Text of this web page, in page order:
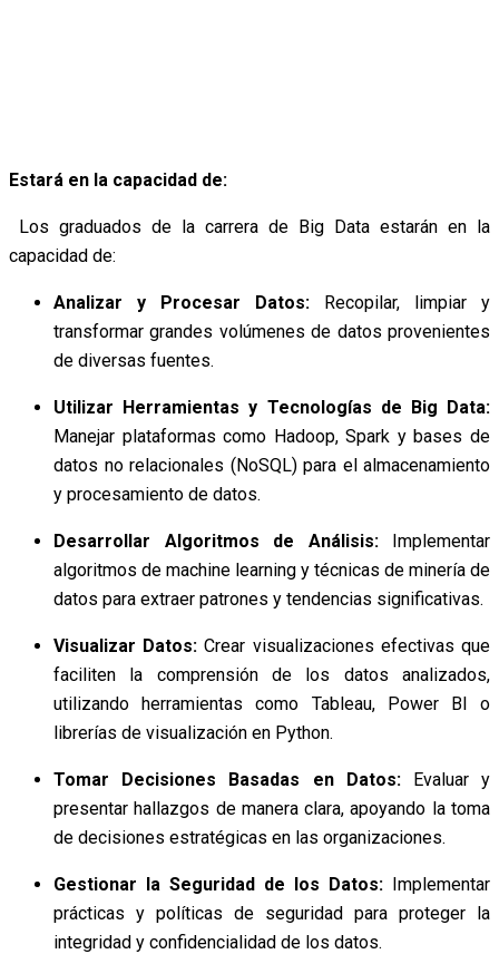
Estará en la capacidad de:
Los graduados de la carrera de Big Data estarán en la
capacidad de:
Analizar y Procesar Datos: Recopilar, limpiar y
transformar grandes volúmenes de datos provenientes
de diversas fuentes.
Utilizar Herramientas y Tecnologías de Big Data:
Manejar plataformas como Hadoop, Spark y bases de
datos no relacionales (NoSQL) para el almacenamiento
y procesamiento de datos.
Desarrollar Algoritmos de Análisis: Implementar
algoritmos de machine learning y técnicas de minería de
datos para extraer patrones y tendencias significativas.
Visualizar Datos:Crear visualizaciones efectivas que
faciliten la comprensión de los datos analizados,
utilizando herramientas como Tableau, Power BI o
librerías de visualización en Python.
Tomar Decisiones Basadas en Datos: Evaluar y
presentar hallazgos de manera clara, apoyando la toma
de decisiones estratégicas en las organizaciones.
Gestionar la Seguridad de los Datos: Implementar
prácticas y políticas de seguridad para proteger la
integridad y confidencialidad de los datos.